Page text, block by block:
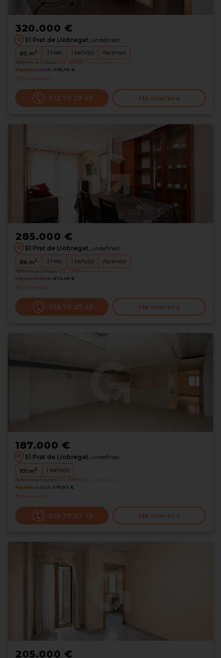
320.000 €
El Prat de Llobregat, undefined
80 m2 3 Hab. 1 baño(s) Ascensor
Referencia Grocasa G19_307039
Hipoteca desde 978,76 €
Interesados0
933 79 27 43 Me interesa
285.000 €
El Prat de Llobregat, undefined
86 m2 3 Hab. 1 baño(s) Ascensor
Referencia Grocasa G19_324614
Hipoteca desde 872,46 €
Interesados0
933 79 27 43 Me interesa
187.000 €
El Prat de Llobregat, undefined
101 m2 1 baño(s)
Referencia Grocasa G19_601948
Hipoteca desde 574,83 €
Interesados0
933 79 27 43 Me interesa
205.000 €